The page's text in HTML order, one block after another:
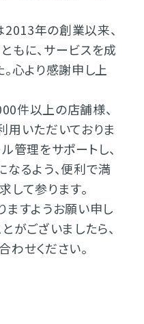
年の創業以来、
もに、サービスを成
心より感謝申し上
件以上の店舗様、
いただいておりま
管理をサポートし、
るよう、便利で満
て参ります。
ますようお願い申し
がございましたら、
せください。